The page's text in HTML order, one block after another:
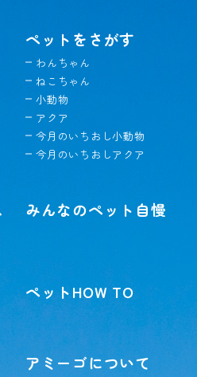
ペットをさがす
わんちゃん
ねこちゃん
小動物
アクア
今月のいちおし小動物
今月のいちおしアクア
みんなのペット自慢
ペットHOW TO
アミーゴについて